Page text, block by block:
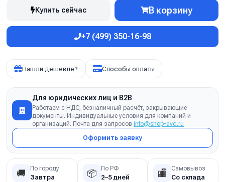
Купить сейчас В корзину
+7 (499) 350-16-98
Нашли дешевле? Способы оплаты
Для юридических лиц и B2B
Работаем с НДС, безналичный расчёт, закрывающие
документы. Индивидуальные условия для компаний и
организаций. Почта для запросов info@shop-avd.ru
Оформить заявку
🚚 По городу
Завтра 📦 По РФ
2–5 дней 🏬 Самовывоз
Со склада